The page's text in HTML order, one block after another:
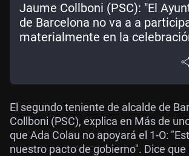
Jaume Collboni (PSC): "El
de Barcelona no va a a
materialmente en la
El segundo teniente de alcalde de
Collboni (PSC), explica en Más de
que Ada Colau no apoyará el 1-O:
nuestro pacto de gobierno". Dice que